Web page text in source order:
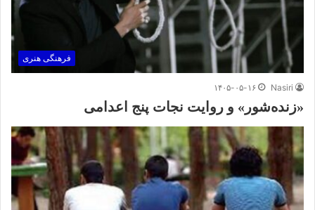
فرهنگی هنری
Nasiri ۱۴۰۵-۰۵-۱۶
«زنده‌شور» و روایت نجات پنج اعدامی